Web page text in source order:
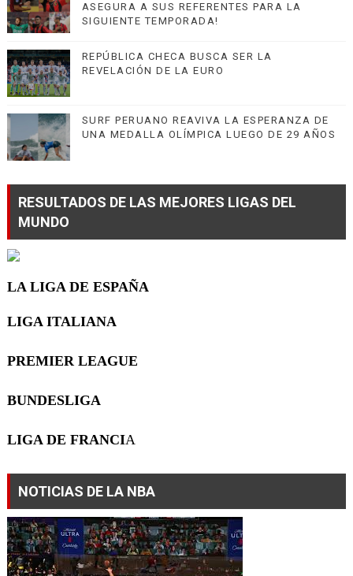
ASEGURA A SUS REFERENTES PARA LA
SIGUIENTE TEMPORADA!
REPÚBLICA CHECA BUSCA SER LA
REVELACIÓN DE LA EURO
SURF PERUANO REAVIVA LA ESPERANZA DE
UNA MEDALLA OLÍMPICA LUEGO DE 29 AÑOS
RESULTADOS DE LAS MEJORES LIGAS DEL
MUNDO
LA LIGA DE ESPAÑA
LIGA ITALIANA
PREMIER LEAGUE
BUNDESLIGA
LIGA DE FRANCIA
NOTICIAS DE LA NBA